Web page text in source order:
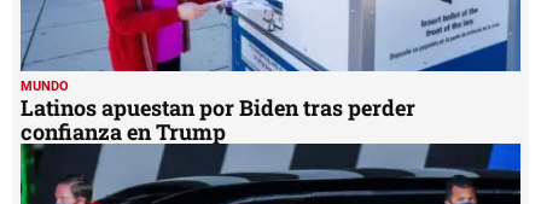
MUNDO
Latinos apuestan por Biden tras perder
confianza en Trump